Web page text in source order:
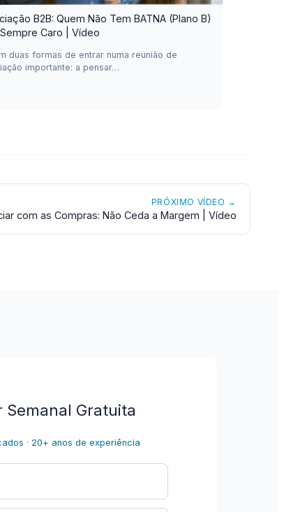
B2B: Quem Não Tem BATNA (Plano B)
Caro | Vídeo
duas formas de entrar numa reunião de
importante: a pensar…
PRÓXIMO VÍDEO →
com as Compras: Não Ceda a Margem | Vídeo
Semanal Gratuita
· 20+ anos de experiência